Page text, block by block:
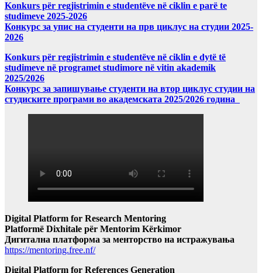
Konkurs për regjistrimin e studentëve në ciklin e parë te
studimeve 2025-2026
Конкурс за упис на студенти на прв циклус на студии 2025-
2026
Konkurs për regjistrimin e studentëve në ciklin e dytë të
studimeve në programet studimore në vitin akademik
2025/2026
Конкурс за запишување студенти на втор циклус студии на
студиските програми во академската 2025/2026 година
Digital Platform for Research Mentoring
Platformë Dixhitale për Mentorim Kërkimor
Дигитална платформа за менторство на истражувања
https://mentoring.free.nf/
Digital Platform for References Generation